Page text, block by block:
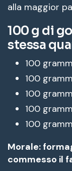
alla maggior
100 g di
stessa
100
100
100
100
100
Morale:
commesso il